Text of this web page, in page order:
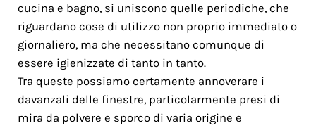
cucina e bagno, si uniscono quelle periodiche, che
riguardano cose di utilizzo non proprio immediato o
giornaliero, ma che necessitano comunque di
essere igienizzate di tanto in tanto.
Tra queste possiamo certamente annoverare i
davanzali delle finestre, particolarmente presi di
mira da polvere e sporco di varia origine e